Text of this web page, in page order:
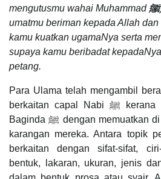
mengutusmu wahai Muhammad ﷺ
umatmu beriman kepada Allah
kamu kuatkan ugamaNya serta
supaya kamu beribadat
petang.
Para Ulama telah mengambil
berkaitan capal Nabi ﷺ kerana keterikatannya dengan
Baginda ﷺ dengan memuatkan di dalam pelbagai tulisan
karangan mereka. Antara topik
berkaitan dengan sifat-sifat,
bentuk, lakaran, ukuran, jenis